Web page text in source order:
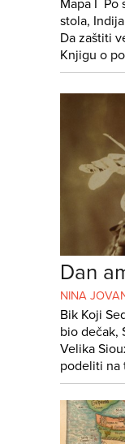
Mapa I Po
stola,
Da zaštiti
Knjigu o
Dan
NINA
Bik Koji
bio dečak,
Velika
podeliti na